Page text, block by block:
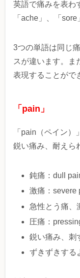
英語で痛みを表わ
「ache」、「sore
3つの単語は同じ
スが違います。ま
表現することがで
「pain」
「pain（ペイン）
鋭い痛み、耐えら
鈍痛：dull
激痛：severe
急性とう痛、
圧痛：
鋭い痛み、刺
ずきずきする